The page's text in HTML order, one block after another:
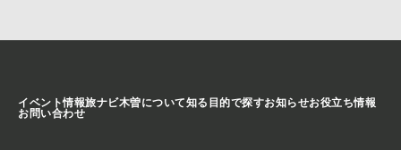
イベント情報旅ナビ木曽について知る 目的で探すお知らせお役立ち情報
お問い合わせ